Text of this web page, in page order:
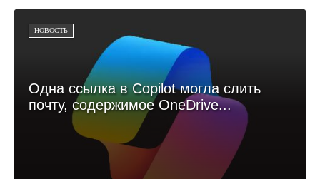
НОВОСТЬ
Одна ссылка в Copilot могла слить
почту, содержимое OneDrive...